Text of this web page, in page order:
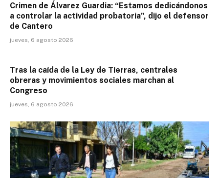
Crimen de Álvarez Guardia: “Estamos dedicándonos
a controlar la actividad probatoria”, dijo el defensor
de Cantero
jueves, 6 agosto 2026
Tras la caída de la Ley de Tierras, centrales
obreras y movimientos sociales marchan al
Congreso
jueves, 6 agosto 2026